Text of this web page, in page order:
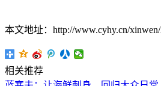
本文地址：http://www.cyhy.cn/
相关推荐